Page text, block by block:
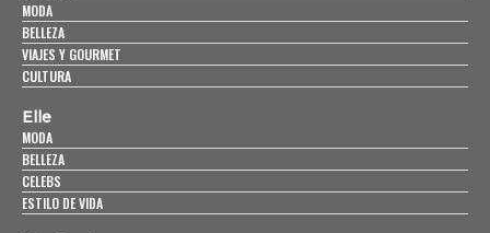
MODA
BELLEZA
VIAJES Y GOURMET
CULTURA
Elle
MODA
BELLEZA
CELEBS
ESTILO DE VIDA